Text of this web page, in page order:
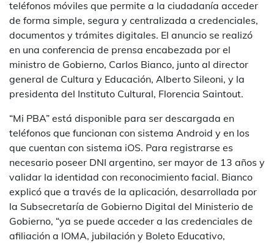
teléfonos móviles que permite a la ciudadanía acceder
de forma simple, segura y centralizada a credenciales,
documentos y trámites digitales. El anuncio se realizó
en una conferencia de prensa encabezada por el
ministro de Gobierno, Carlos Bianco, junto al director
general de Cultura y Educación, Alberto Sileoni, y la
presidenta del Instituto Cultural, Florencia Saintout.
“Mi PBA” está disponible para ser descargada en
teléfonos que funcionan con sistema Android y en los
que cuentan con sistema iOS. Para registrarse es
necesario poseer DNI argentino, ser mayor de 13 años y
validar la identidad con reconocimiento facial. Bianco
explicó que a través de la aplicación, desarrollada por
la Subsecretaría de Gobierno Digital del Ministerio de
Gobierno, “ya se puede acceder a las credenciales de
afiliación a IOMA, jubilación y Boleto Educativo,